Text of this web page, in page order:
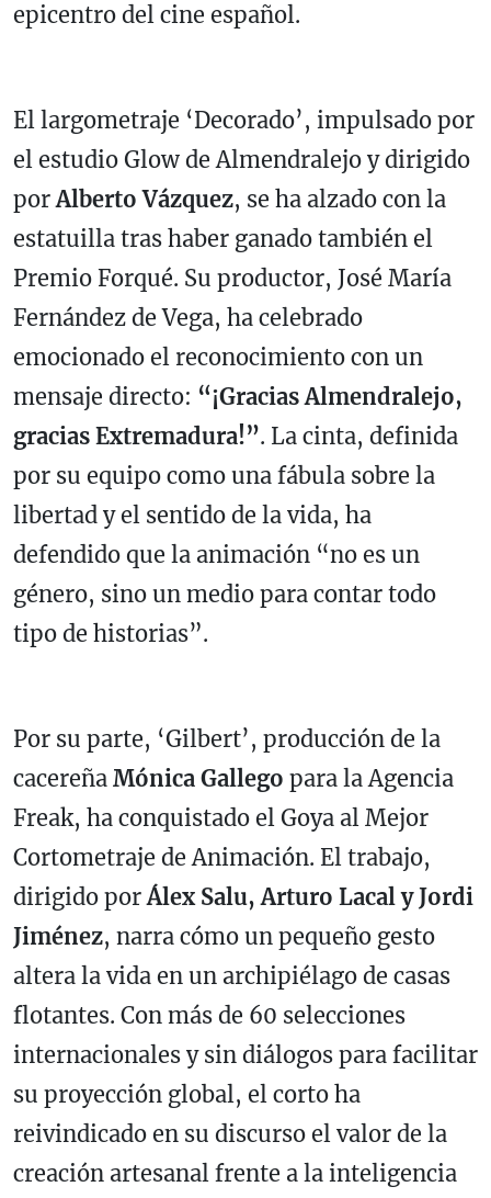
epicentro del cine español.
El largometraje ‘Decorado’, impulsado por
el estudio Glow de Almendralejo y dirigido
porAlberto Vázquez, se ha alzado con la
estatuilla tras haber ganado también el
Premio Forqué. Su productor, José María
Fernández de Vega, ha celebrado
emocionado el reconocimiento con un
mensaje directo: “¡Gracias Almendralejo,
gracias Extremadura!”. La cinta, definida
por su equipo como una fábula sobre la
libertad y el sentido de la vida, ha
defendido que la animación “no es un
género, sino un medio para contar todo
tipo de historias”.
Por su parte, ‘Gilbert’, producción de la
cacereña Mónica Gallego para la Agencia
Freak, ha conquistado el Goya al Mejor
Cortometraje de Animación. El trabajo,
dirigido porÁlex Salu, Arturo Lacal y Jordi
Jiménez, narra cómo un pequeño gesto
altera la vida en un archipiélago de casas
flotantes. Con más de 60 selecciones
internacionales y sin diálogos para facilitar
su proyección global, el corto ha
reivindicado en su discurso el valor de la
creación artesanal frente a la inteligencia